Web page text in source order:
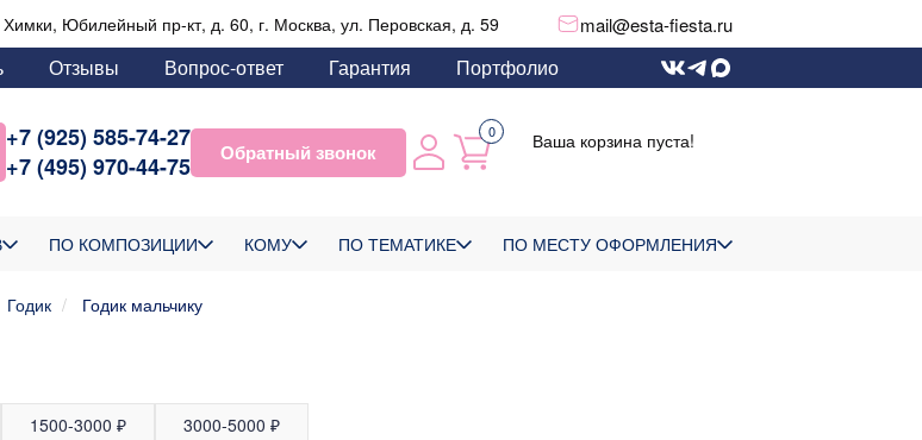
Химки, Юбилейный пр-кт, д. 60, г. Москва, ул. Перовская, д. 59 mail@esta-fiesta.ru
Отзывы Вопрос-ответ Гарантия Портфолио
+7 (925) 585-74-27
+7 (495) 970-44-75
Обратный звонок
0 Ваша корзина пуста!
ПО КОМПОЗИЦИИ КОМУ ПО ТЕМАТИКЕ ПО МЕСТУ ОФОРМЛЕНИЯ
Годик Годик мальчику
1500-3000 ₽ 3000-5000 ₽